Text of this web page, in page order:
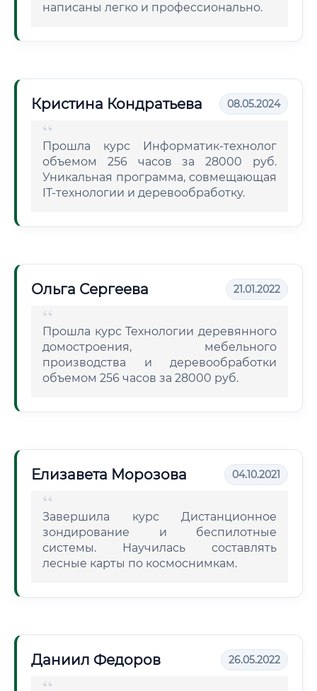
написаны легко и профессионально.
Кристина Кондратьева 08.05.2024
Прошла курс Информатик-технолог
объемом 256 часов за 28000 руб.
Уникальная программа, совмещающая
IT-технологии и деревообработку.
Ольга Сергеева 21.01.2022
Прошла курс Технологии деревянного
домостроения, мебельного
производства и деревообработки
объемом 256 часов за 28000 руб.
Елизавета Морозова 04.10.2021
Завершила курс Дистанционное
зондирование и беспилотные
системы. Научилась составлять
лесные карты по космоснимкам.
Даниил Федоров 26.05.2022